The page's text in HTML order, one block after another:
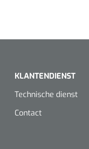
KLANTENDIENST
Technische dienst
Contact